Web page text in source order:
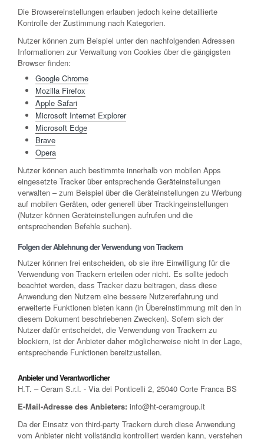
Die Browsereinstellungen erlauben jedoch keine detaillierte
Kontrolle der Zustimmung nach Kategorien.
Nutzer können zum Beispiel unter den nachfolgenden Adressen
Informationen zur Verwaltung von Cookies über die gängigsten
Browser finden:
Google Chrome
Mozilla Firefox
Apple Safari
Microsoft Internet Explorer
Microsoft Edge
Brave
Opera
Nutzer können auch bestimmte innerhalb von mobilen Apps
eingesetzte Tracker über entsprechende Geräteinstellungen
verwalten – zum Beispiel über die Geräteinstellungen zu Werbung
auf mobilen Geräten, oder generell über Trackingeinstellungen
(Nutzer können Geräteinstellungen aufrufen und die
entsprechenden Befehle suchen).
Folgen der Ablehnung der Verwendung von Trackern
Nutzer können frei entscheiden, ob sie ihre Einwilligung für die
Verwendung von Trackern erteilen oder nicht. Es sollte jedoch
beachtet werden, dass Tracker dazu beitragen, dass diese
Anwendung den Nutzern eine bessere Nutzererfahrung und
erweiterte Funktionen bieten kann (in Übereinstimmung mit den in
diesem Dokument beschriebenen Zwecken). Sofern sich der
Nutzer dafür entscheidet, die Verwendung von Trackern zu
blockiern, ist der Anbieter daher möglicherweise nicht in der Lage,
entsprechende Funktionen bereitzustellen.
Anbieter und Verantwortlicher
H.T. – Ceram S.r.l. - Via dei Ponticelli 2, 25040 Corte Franca BS
E-Mail-Adresse des Anbieters: info@ht-ceramgroup.it
Da der Einsatz von third-party Trackern durch diese Anwendung
vom Anbieter nicht vollständig kontrolliert werden kann, verstehen